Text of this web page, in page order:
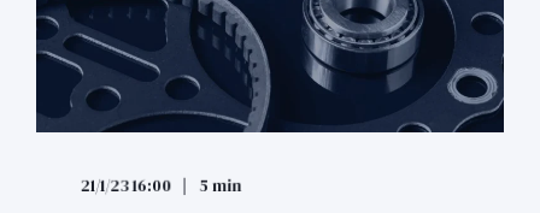
21/1/23 16:00 5 min